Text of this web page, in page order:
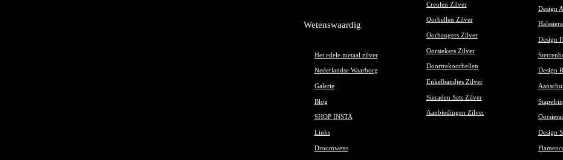
Wetenswaardig
Het edele metaal zilver
Nederlandse Waarborg
Galerie
Blog
SHOP INSTA
Links
Droomwens
Creolen Zilver
Oorbellen Zilver
Oorhangers Zilver
Oorstekers Zilver
Doortrekoorbellen
Enkelbandjes Zilver
Sieraden Sets Zilver
Aanbiedingen Zilver
Design
Design
Design
Design